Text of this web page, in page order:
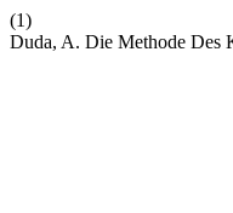
(1)
Duda, A. Die Methode Des